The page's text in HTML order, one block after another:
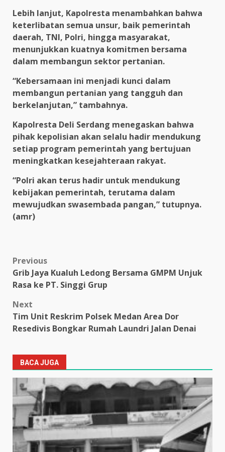
Lebih lanjut, Kapolresta menambahkan bahwa
keterlibatan semua unsur, baik pemerintah
daerah, TNI, Polri, hingga masyarakat,
menunjukkan kuatnya komitmen bersama
dalam membangun sektor pertanian.
“Kebersamaan ini menjadi kunci dalam
membangun pertanian yang tangguh dan
berkelanjutan,” tambahnya.
Kapolresta Deli Serdang menegaskan bahwa
pihak kepolisian akan selalu hadir mendukung
setiap program pemerintah yang bertujuan
meningkatkan kesejahteraan rakyat.
“Polri akan terus hadir untuk mendukung
kebijakan pemerintah, terutama dalam
mewujudkan swasembada pangan,” tutupnya.
(amr)
Post
navigation
Previous
Grib Jaya Kualuh Ledong Bersama GMPM Unjuk
Rasa ke PT. Singgi Grup
Next
Tim Unit Reskrim Polsek Medan Area Dor
Resedivis Bongkar Rumah Laundri Jalan Denai
BACA JUGA